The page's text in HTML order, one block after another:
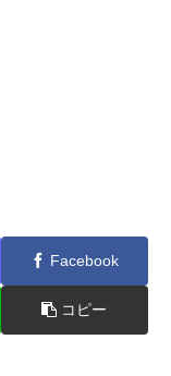
Facebook
コピー